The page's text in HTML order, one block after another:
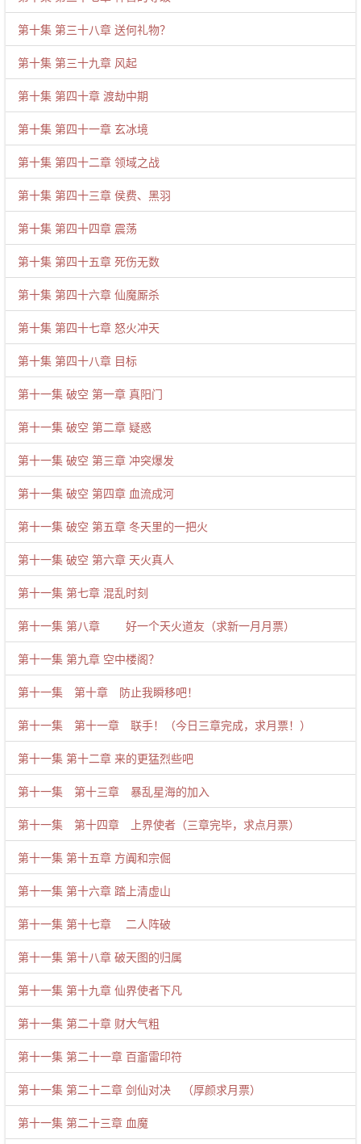
第十集 第三十八章 送何礼物？
第十集 第三十九章 风起
第十集 第四十章 渡劫中期
第十集 第四十一章 玄冰境
第十集 第四十二章 领域之战
第十集 第四十三章 侯费、黑羽
第十集 第四十四章 震荡
第十集 第四十五章 死伤无数
第十集 第四十六章 仙魔厮杀
第十集 第四十七章 怒火冲天
第十集 第四十八章 目标
第十一集 破空 第一章 真阳门
第十一集 破空 第二章 疑惑
第十一集 破空 第三章 冲突爆发
第十一集 破空 第四章 血流成河
第十一集 破空 第五章 冬天里的一把火
第十一集 破空 第六章 天火真人
第十一集 第七章 混乱时刻
第十一集 第八章 好一个天火道友（求新一月月票）
第十一集 第九章 空中楼阁？
第十一集 第十章 防止我瞬移吧！
第十一集 第十一章 联手！（今日三章完成，求月票！）
第十一集 第十二章 来的更猛烈些吧
第十一集 第十三章 暴乱星海的加入
第十一集 第十四章 上界使者（三章完毕，求点月票）
第十一集 第十五章 方阗和宗倔
第十一集 第十六章 踏上清虚山
第十一集 第十七章 二人阵破
第十一集 第十八章 破天图的归属
第十一集 第十九章 仙界使者下凡
第十一集 第二十章 财大气粗
第十一集 第二十一章 百齑雷印符
第十一集 第二十二章 剑仙对决 （厚颜求月票）
第十一集 第二十三章 血魔